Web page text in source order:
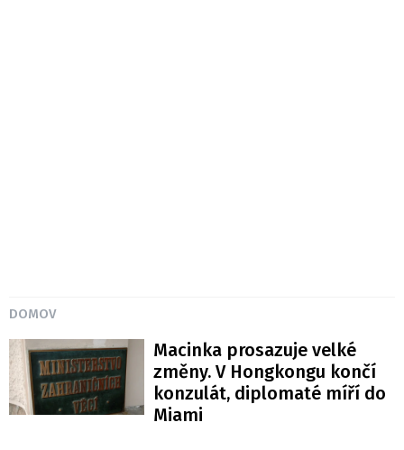
DOMOV
Macinka prosazuje velké
změny. V Hongkongu končí
konzulát, diplomaté míří do
Miami